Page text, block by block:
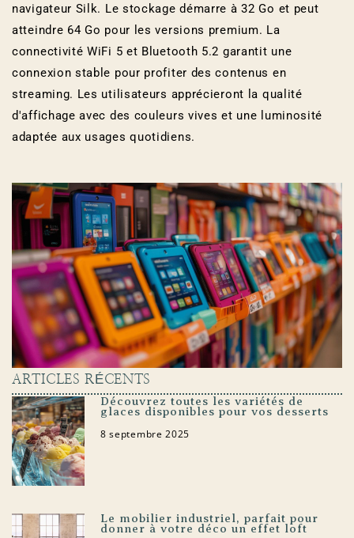
navigateur Silk. Le stockage démarre à 32 Go et peut
atteindre 64 Go pour les versions premium. La
connectivité WiFi 5 et Bluetooth 5.2 garantit une
connexion stable pour profiter des contenus en
streaming. Les utilisateurs apprécieront la qualité
d'affichage avec des couleurs vives et une luminosité
adaptée aux usages quotidiens.
ARTICLES RÉCENTS
Découvrez toutes les variétés de
glaces disponibles pour vos desserts
8 septembre 2025
Le mobilier industriel, parfait pour
donner à votre déco un effet loft